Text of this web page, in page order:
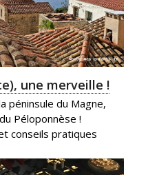
une merveille !
péninsule du Magne,
Péloponnèse !
conseils pratiques